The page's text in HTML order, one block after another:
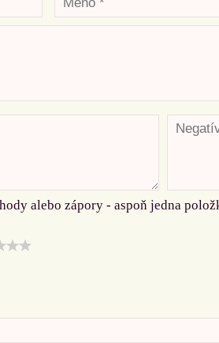
alebo zápory - aspoň jedna